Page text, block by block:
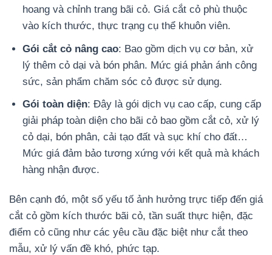
hoang và chỉnh trang bãi cỏ. Giá cắt cỏ phù thuộc
vào kích thước, thực trạng cụ thể khuôn viên.
Gói cắt cỏ nâng cao: Bao gồm dịch vụ cơ bản, xử
lý thêm cỏ dại và bón phân. Mức giá phản ánh công
sức, sản phẩm chăm sóc cỏ được sử dụng.
Gói toàn diện: Đây là gói dịch vụ cao cấp, cung cấp
giải pháp toàn diện cho bãi cỏ bao gồm cắt cỏ, xử lý
cỏ dại, bón phân, cải tạo đất và sục khí cho đất…
Mức giá đảm bảo tương xứng với kết quả mà khách
hàng nhận được.
Bên cạnh đó, một số yếu tố ảnh hưởng trực tiếp đến giá
cắt cỏ gồm kích thước bãi cỏ, tần suất thực hiện, đặc
điểm cỏ cũng như các yêu cầu đặc biệt như cắt theo
mẫu, xử lý vấn đề khó, phức tạp.